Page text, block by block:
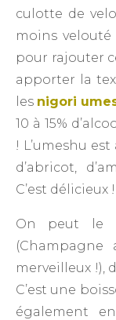
culotte de
moins
pour rajouter
apporter la
les nigori
10 à 15%
! L’umeshu
d’abricot,
C’est délicieux !
On peut le
(Champagne
merveilleux !),
C’est une
également